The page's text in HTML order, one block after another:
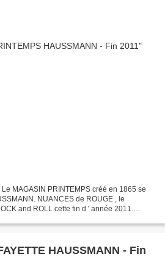
MAGASIN PRINTEMPS créé en 1865 se
NUANCES de ROUGE , le
and ROLL cette fin d ' année 2011.
HAUSSMANN - Fin